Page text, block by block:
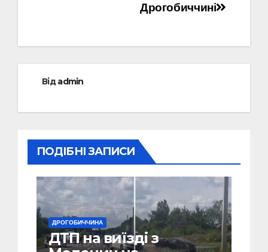
Дрогобиччині
Відadmin
ПОДІБНІ ЗАПИСИ
ДРОГОБИЧЧИНА
ДТП на виїзді з